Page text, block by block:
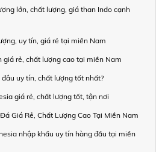
lớn, chất lượng, giá than Indo cạnh
uy tín, giá rẻ tại miền Nam
giá rẻ, chất lượng cao tại miền Nam
uy tín, chất lượng tốt nhất?
giá rẻ, chất lượng tốt, tận nơi
Giá Rẻ, Chất Lượng Cao Tại Miền Nam
nhập khẩu uy tín hàng đầu tại miền